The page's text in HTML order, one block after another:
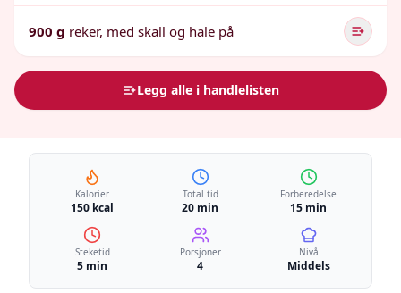
900 g reker, med skall og hale på
Legg alle i handlelisten
Kalorier
150 kcal
Total tid
20 min
Forberedelse
15 min
Steketid
5 min
Porsjoner
4
Nivå
Middels